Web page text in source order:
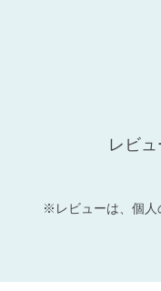
レビ
※レビューは、個人